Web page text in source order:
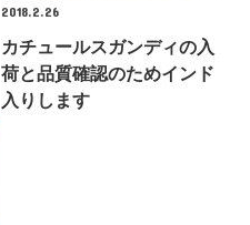
2018.2.26
カチュールスガンディの入
荷と品質確認のためインド
入りします